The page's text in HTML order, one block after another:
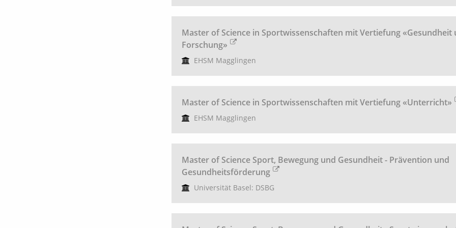
Master of Science in Sportwissenschaften mit Vertiefung «Gesundheit
Forschung»
EHSM Magglingen
Master of Science in Sportwissenschaften mit Vertiefung «Unterricht»
EHSM Magglingen
Master of Science Sport, Bewegung und Gesundheit - Prävention und
Gesundheitsförderung
Universität Basel: DSBG